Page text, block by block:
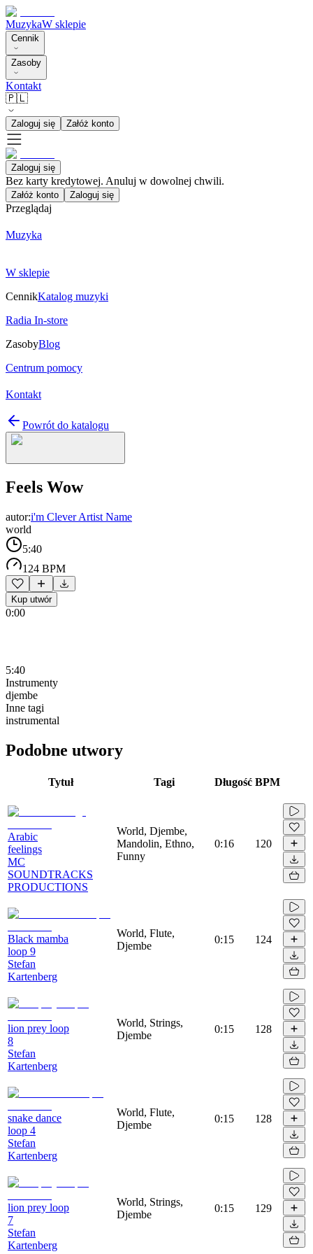
MuzykaW sklepie
Cennik
Zasoby
Kontakt
🇵🇱
Zaloguj się Załóż konto
Zaloguj się
Bez karty kredytowej. Anuluj w dowolnej chwili.
Załóż konto Zaloguj się
Przeglądaj
Muzyka
W sklepie
CennikKatalog muzyki
Radia In-store
ZasobyBlog
Centrum pomocy
Kontakt
Powrót do katalogu
Feels Wow
autor:i'm Clever Artist Name
world
5:40
124 BPM
Kup utwór
0:00
5:40
Instrumenty
djembe
Inne tagi
instrumental
Podobne utwory
Tytuł Tagi Długość BPM
Arabic
feelings
MC
SOUNDTRACKS
PRODUCTIONS
World, Djembe,
Mandolin, Ethno,
Funny
0:16 120
Black mamba
loop 9
Stefan
Kartenberg
World, Flute,
Djembe
0:15 124
lion prey loop
8
Stefan
Kartenberg
World, Strings,
Djembe
0:15 128
snake dance
loop 4
Stefan
Kartenberg
World, Flute,
Djembe
0:15 128
lion prey loop
7
Stefan
Kartenberg
World, Strings,
Djembe
0:15 129